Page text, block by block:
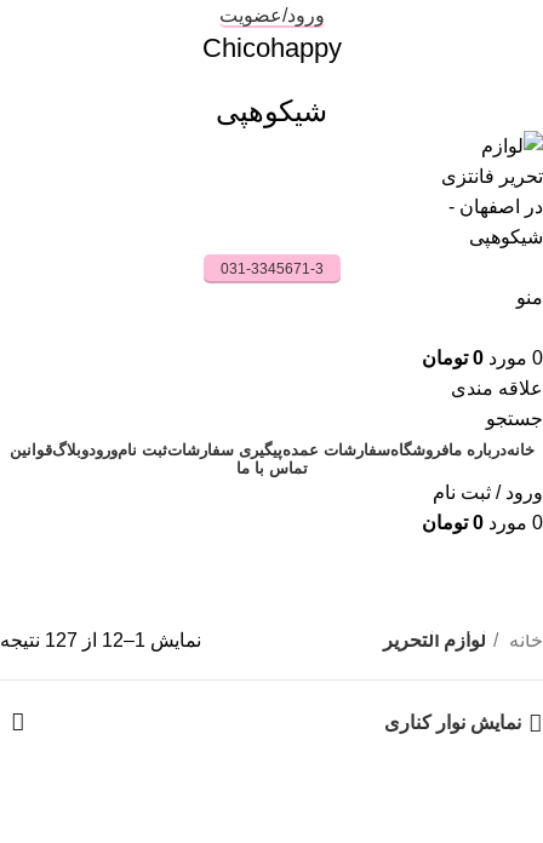
ورود/عضویت
Chicohappy
شیکوهپی
031-3345671-3
منو
0 مورد 0 تومان
علاقه مندی
جستجو
خانهدرباره مافروشگاهسفارشات عمدهپیگیری سفارشاتثبت نامورودوبلاگقوانین
تماس با ما
ورود / ثبت نام
0 مورد 0 تومان
دسته بندی ها
خانه لوازم التحریر نمایش 1–12 از 127 نتیجه
نمایش نوار کناری